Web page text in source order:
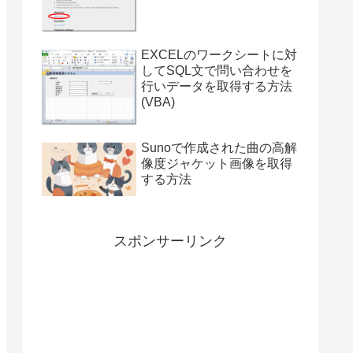
EXCELのワークシートに対
してSQL文で問い合わせを
行いデータを取得する方法
(VBA)
Sunoで作成された曲の高解
像度ジャケット画像を取得
する方法
スポンサーリンク